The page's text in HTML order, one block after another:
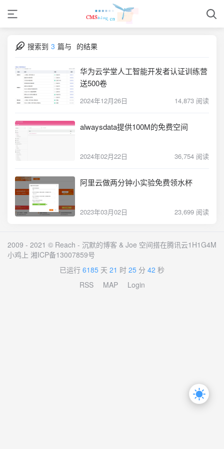
搜索到 3 篇与 的结果
华为云学堂人工智能开发者认证训练营
送500卷
2024年12月26日 14,873 阅读
alwaysdata提供100M的免费空间
2024年02月22日 36,754 阅读
阿里云做两分钟小实验免费领水杯
2023年03月02日 23,699 阅读
2009 - 2021 © Reach - 沉默的博客 & Joe 空间搭在腾讯云1H1G4M
小鸡上 湘ICP备13007859号
已运行 6185 天 21 时 25 分 42 秒
RSS
MAP Login